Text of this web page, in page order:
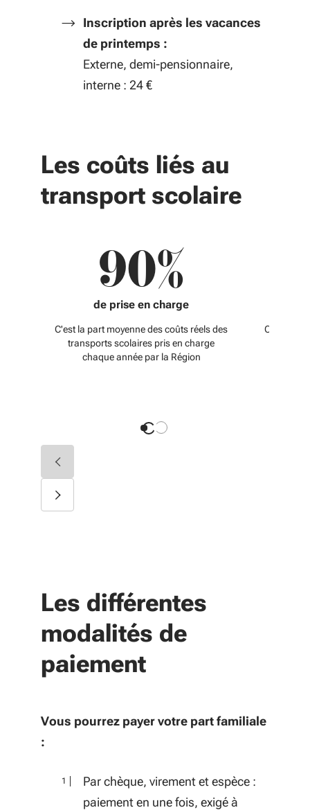
Inscription après les vacances
de printemps :
Externe, demi-pensionnaire,
interne : 24 €
Les coûts liés au
transport scolaire
Diapositive précédente
90%
de prise en charge
C'est la part moyenne des coûts réels des
transports scolaires pris en charge
chaque année par la Région
C'est le
Diapositive suivante
Les différentes
modalités de
paiement
Vous pourrez payer votre part familiale
:
Par chèque, virement et espèce :
paiement en une fois, exigé à